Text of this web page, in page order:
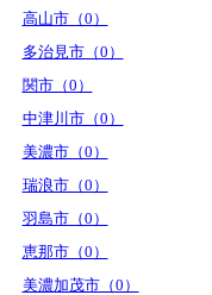
高山市（0）
多治見市（0）
関市（0）
中津川市（0）
美濃市（0）
瑞浪市（0）
羽島市（0）
恵那市（0）
美濃加茂市（0）